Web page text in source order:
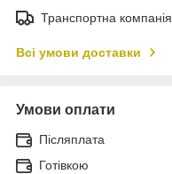
Транспортна компанія
Всі умови доставки
Умови оплати
Післяплата
Готівкою